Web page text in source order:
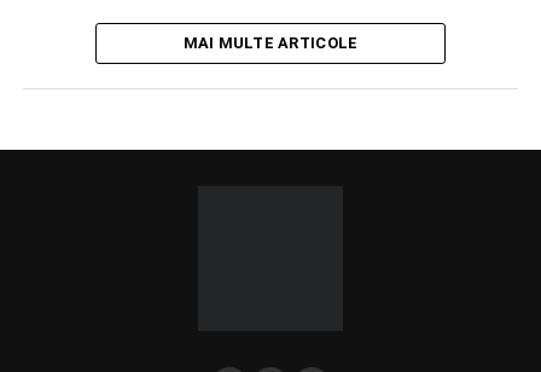
MAI MULTE ARTICOLE